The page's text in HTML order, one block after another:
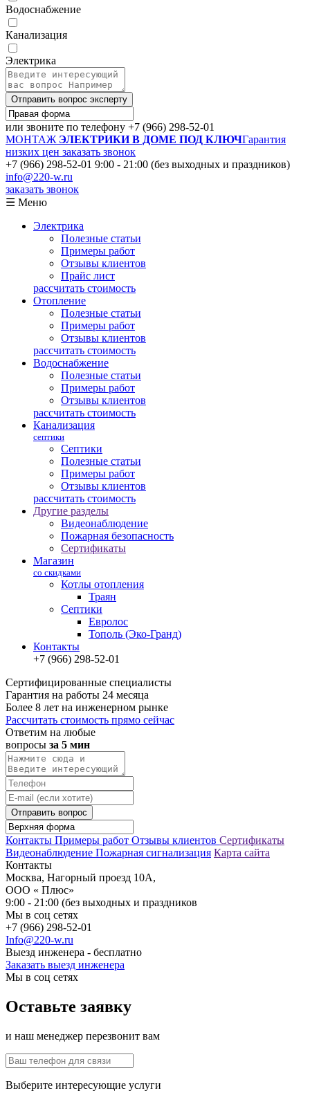
Водоснабжение
Канализация
Электрика
Отправить вопрос эксперту
или звоните по телефону +7 (966) 298-52-01
МОНТАЖ ЭЛЕКТРИКИ В ДОМЕ ПОД КЛЮЧГарантия
низких цен заказать звонок
+7 (966) 298-52-01 9:00 - 21:00 (без выходных и праздников)
info@220-w.ru
заказать звонок
☰ Меню
Электрика
Полезные статьи
Примеры работ
Отзывы клиентов
Прайс лист
рассчитать стоимость
Отопление
Полезные статьи
Примеры работ
Отзывы клиентов
рассчитать стоимость
Водоснабжение
Полезные статьи
Примеры работ
Отзывы клиентов
рассчитать стоимость
Канализация
септики
Септики
Полезные статьи
Примеры работ
Отзывы клиентов
рассчитать стоимость
Другие разделы
Видеонаблюдение
Пожарная безопасность
Сертификаты
Магазин
со скидками
Котлы отопления
Траян
Септики
Евролос
Тополь (Эко-Гранд)
Контакты
+7 (966) 298-52-01
Сертифицированные специалисты
Гарантия на работы 24 месяца
Более 8 лет на инженерном рынке
Рассчитать стоимость прямо сейчас
Ответим на любые
вопросы за 5 мин
Отправить вопрос
Контакты Примеры работ Отзывы клиентов Сертификаты
Видеонаблюдение Пожарная сигнализация Карта сайта
Контакты
Москва, Нагорный проезд 10А,
ООО « Плюс»
9:00 - 21:00 (без выходных и праздников
Мы в соц сетях
+7 (966) 298-52-01
Info@220-w.ru
Выезд инженера - бесплатно
Заказать выезд инженера
Мы в соц сетях
Оставьте заявку
и наш менеджер перезвонит вам
Выберите интересующие услуги